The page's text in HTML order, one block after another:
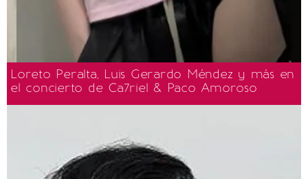
Loreto Peralta, Luis Gerardo Méndez y más en
el concierto de Ca7riel & Paco Amoroso